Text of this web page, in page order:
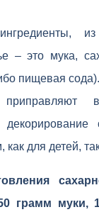
– это мука,
пищевая
как для детей,
грамм муки,